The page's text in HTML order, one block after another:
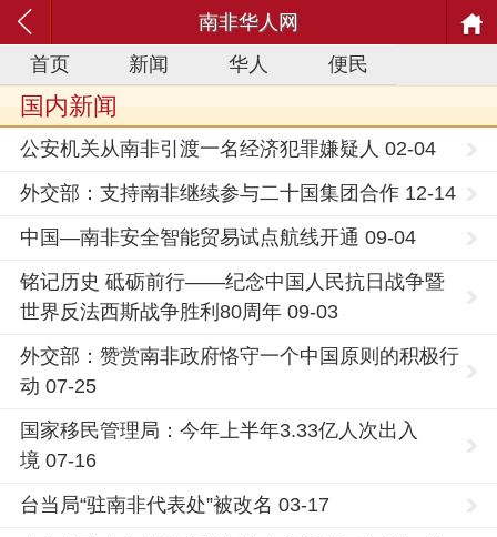
南非华人网
首页
新闻 华人 便民
国内新闻
公安机关从南非引渡一名经济犯罪嫌疑人 02-04
外交部：支持南非继续参与二十国集团合作 12-14
中国—南非安全智能贸易试点航线开通 09-04
铭记历史 砥砺前行——纪念中国人民抗日战争暨
世界反法西斯战争胜利80周年 09-03
外交部：赞赏南非政府恪守一个中国原则的积极行
动 07-25
国家移民管理局：今年上半年3.33亿人次出入
境 07-16
台当局“驻南非代表处”被改名 03-17